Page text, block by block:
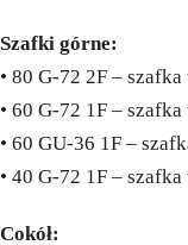
Szafki górne:
• 80 G-72 2F –
• 60 G-72 1F –
• 60 GU-36 1F –
• 40 G-72 1F –
Cokół: